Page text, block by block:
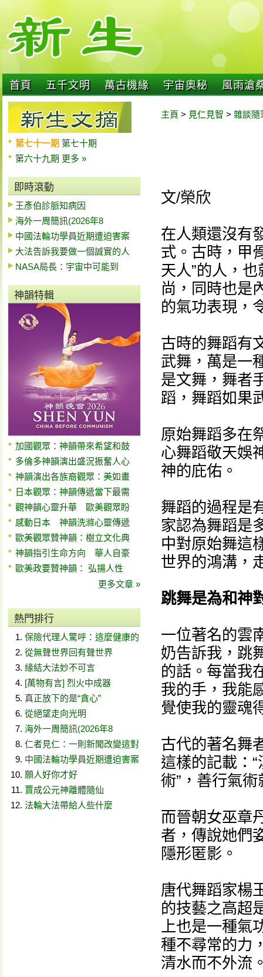
首頁 五千文明 萬古機緣 宇宙奧秘 風雨滄
第七十一期 第七十期
第六十九期 更多 »
即時滾動
王彥伯診脈知病因
海外一周簡訊(2026年8
中國法輪功學員近期遭迫害案
大法告訴我要做一個誠實的人
NASA局長：宇宙中可能到
神韻特輯
加國觀眾：神韻帶來希望和鼓
多倫多神韻演出盛況振奮人心
神韻演出各族裔觀眾：美如畫
日本觀眾：神韻傳遞當下最需
觀神韻心靈升華 歐美觀眾盼
感動日本 神韻洗滌心靈傳遞
歐美觀眾贊神韻：樹立文化典
神韻指引生命方向 華人自豪
歐美政要贊神韻： 弘揚人性
更多文章 »
熱門排行
保險代理人驚呼：這麼健康的
從無聲世界回有聲世界
緣結大法妙不可言
[萬物有言] 烈火中成器
真正放下的是“貪心”
從絕望走向光明
海外一周簡訊(2026年8
仁者見仁：一則新聞改變這對
中國法輪功學員近期遭迫害案
願人好你才好
賈成公元神離體隨仙
法輪大法帶給人些什麼
主頁 > 見仁見智 > 雜談隨
文/榮欣
在人類還沒有
式。古時，甲
天人”的人，
尚，同時也是
的氣功表現，
古時的舞蹈有
武舞，萬是一
是文舞，舞者
蹈，舞蹈如果
原始舞蹈多在
心舞蹈敬天娛
神的庇佑。
舞蹈的過程是
家認為舞蹈是
中對原始舞這
世界的鴻溝，
跳舞是為和神
一位著名的雲
奶告訴我，跳
的話。每當我
我的手，我能
覺使我的靈魂
古代的著名舞
這樣的記載：
術”，善行氣
而晉朝女巫章
者，傳說她們
隱形匿影。
唐代舞蹈家楊
的技藝之高超
上也是一種氣
種不尋常的力
清水而不外流